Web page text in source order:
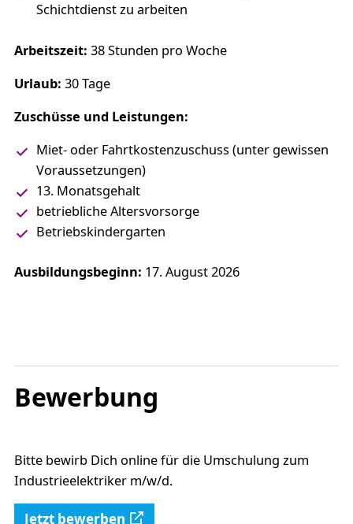
Schichtdienst zu arbeiten
Arbeitszeit: 38 Stunden pro Woche
Urlaub: 30 Tage
Zuschüsse und Leistungen:
Miet- oder Fahrtkostenzuschuss (unter gewissen
Voraussetzungen)
13. Monatsgehalt
betriebliche Altersvorsorge
Betriebskindergarten
Ausbildungsbeginn: 17. August 2026
Bewerbung
Bitte bewirb Dich online für die Umschulung zum
Industrieelektriker m/w/d.
Jetzt bewerben